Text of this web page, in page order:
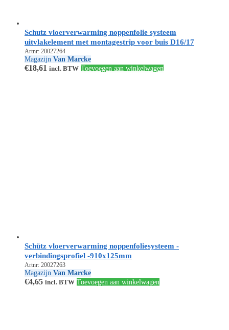
Schutz vloerverwarming noppenfolie systeem
uitvlakelement met montagestrip voor buis D16/17
Artnr: 20027264
Magazijn Van Marcke
€18,61 incl. BTW Toevoegen aan winkelwagen
Schütz vloerverwarming noppenfoliesysteem -
verbindingsprofiel -910x125mm
Artnr: 20027263
Magazijn Van Marcke
€4,65 incl. BTW Toevoegen aan winkelwagen